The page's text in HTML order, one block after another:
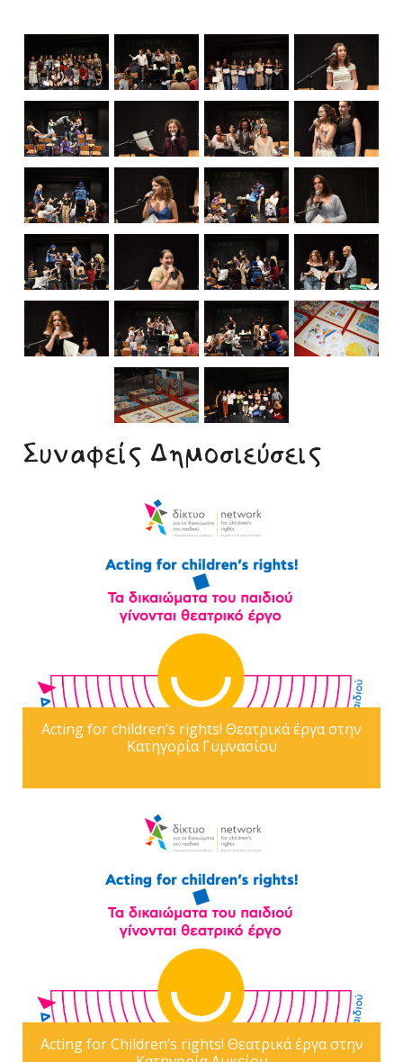
Συναφείς Δημοσιεύσεις
Acting for children’s rights! Θεατρικά έργα στην
Κατηγορία Γυμνασίου
Acting for Children’s rights! Θεατρικά έργα στην